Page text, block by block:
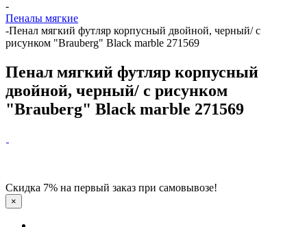
-
Пеналы мягкие
-Пенал мягкий футляр корпусный двойной, черный/ с
рисунком "Brauberg" Black marble 271569
Пенал мягкий футляр корпусный
двойной, черный/ с рисунком
"Brauberg" Black marble 271569
Скидка 7% на первый заказ при самовывозе!
×